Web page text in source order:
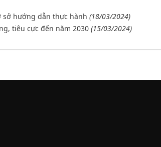
sở hướng dẫn thực hành (18/03/2024)
tiêu cực đến năm 2030 (15/03/2024)